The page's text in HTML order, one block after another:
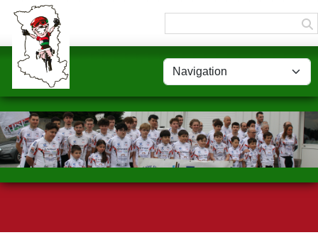
Panneau de gestion des cookies